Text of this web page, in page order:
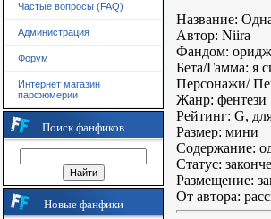
Частые вопросы (FAQ)
Администрация
Форум
Интернет магазин
парфюмерии
Поиск фанфиков
Новые фанфики
Название:
Автор: Niira
Фандом:
Бета/Гамма: я
Персонажи/
Жанр: фентези
Рейтинг: G,
Размер: мини
Содержание:
Статус:
Размещение:
От автора: